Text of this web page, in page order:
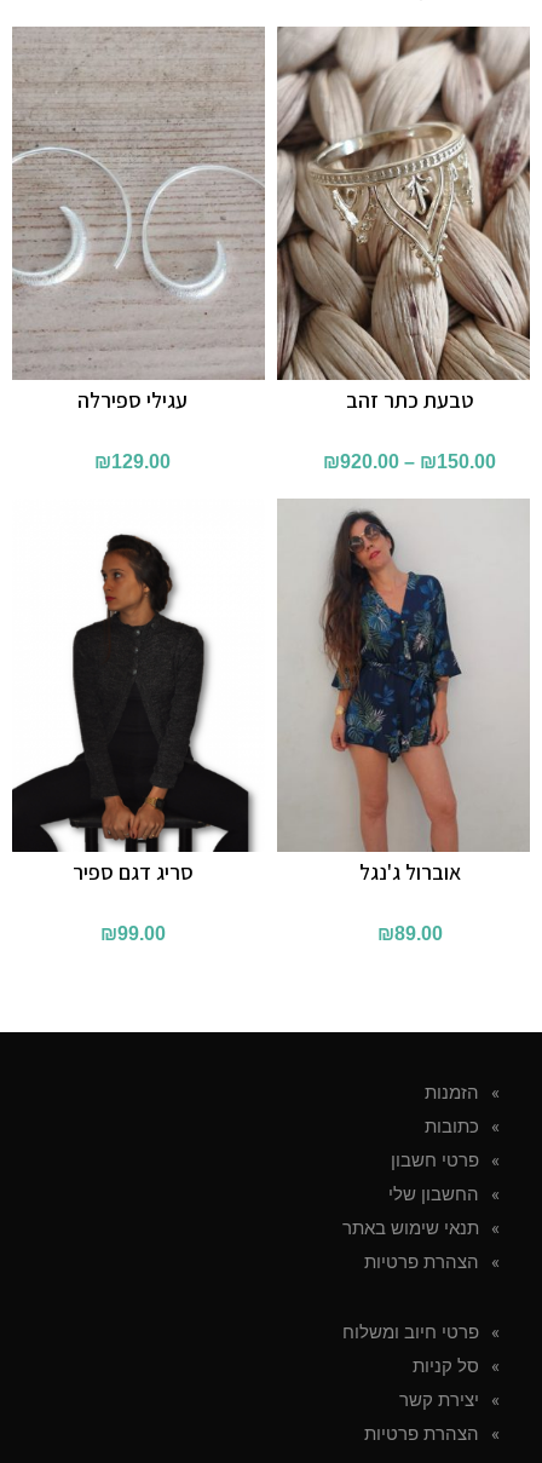
עגילי ספירלה
₪129.00
טבעת כתר זהב
₪150.00
–
₪920.00
סריג דגם ספיר
₪99.00
אוברול ג'נגל
₪89.00
הזמנות
כתובות
פרטי חשבון
החשבון שלי
תנאי שימוש באתר
הצהרת פרטיות
פרטי חיוב ומשלוח
סל קניות
יצירת קשר
הצהרת פרטיות